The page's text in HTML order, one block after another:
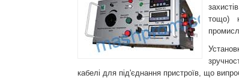
тощо)
кабелі для під'єднання пристроїв, що